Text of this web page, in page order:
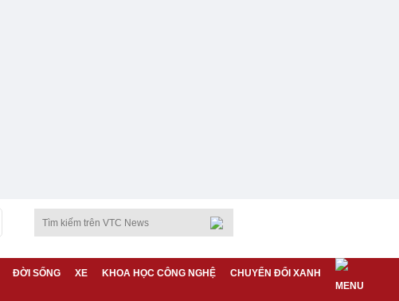
ĐỜI SỐNG XE KHOA HỌC CÔNG NGHỆ CHUYỂN ĐỔI XANH